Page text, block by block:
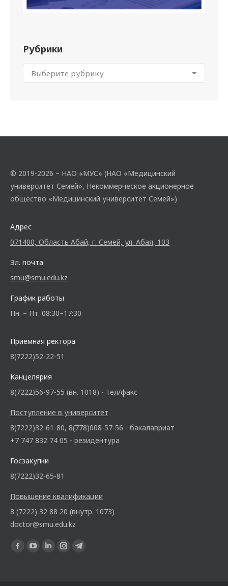
Рубрики
© 2019-2026 – НАО «МУС» (НАО «Медицинский
университет Семей», Некоммерческое акционерное
общество «Медицинский университет Семей»)
Адрес
071400, Область Абай, г. Семей, ул. Абая, 103
Эл. почта
smu@smu.edu.kz
График работы
Пн. – Пт. 08:30–17:30
Приемная ректора
8(7222)52-22-51
Канцелярия
8(7222)56-97-55 (вн. 1018) - тел/факс
Поступление в университет
8(7222)32-61-80, 8(778)008-57-56 - бакалавриат
+7 747 832 74 05 - резидентура
Госзакупки
8(7222)32-65-81
Повышение квалификации
8 (7222) 32 88 20 (внутр. 1073)
doctor@smu.edu.kz
Ищите нас: